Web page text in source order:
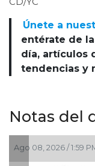
Únete a
entérate de
día, artículos
tendencias y
Notas del
Ago 08, 2026 / 1:59